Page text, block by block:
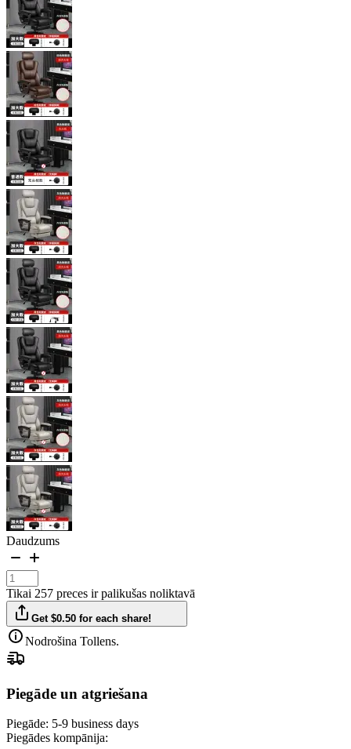
Daudzums
Tikai 257 preces ir palikušas noliktavā
Get $0.50 for each share!
Nodrošina Tollens.
Piegāde un atgriešana
Piegāde: 5-9 business days
Piegādes kompānija: